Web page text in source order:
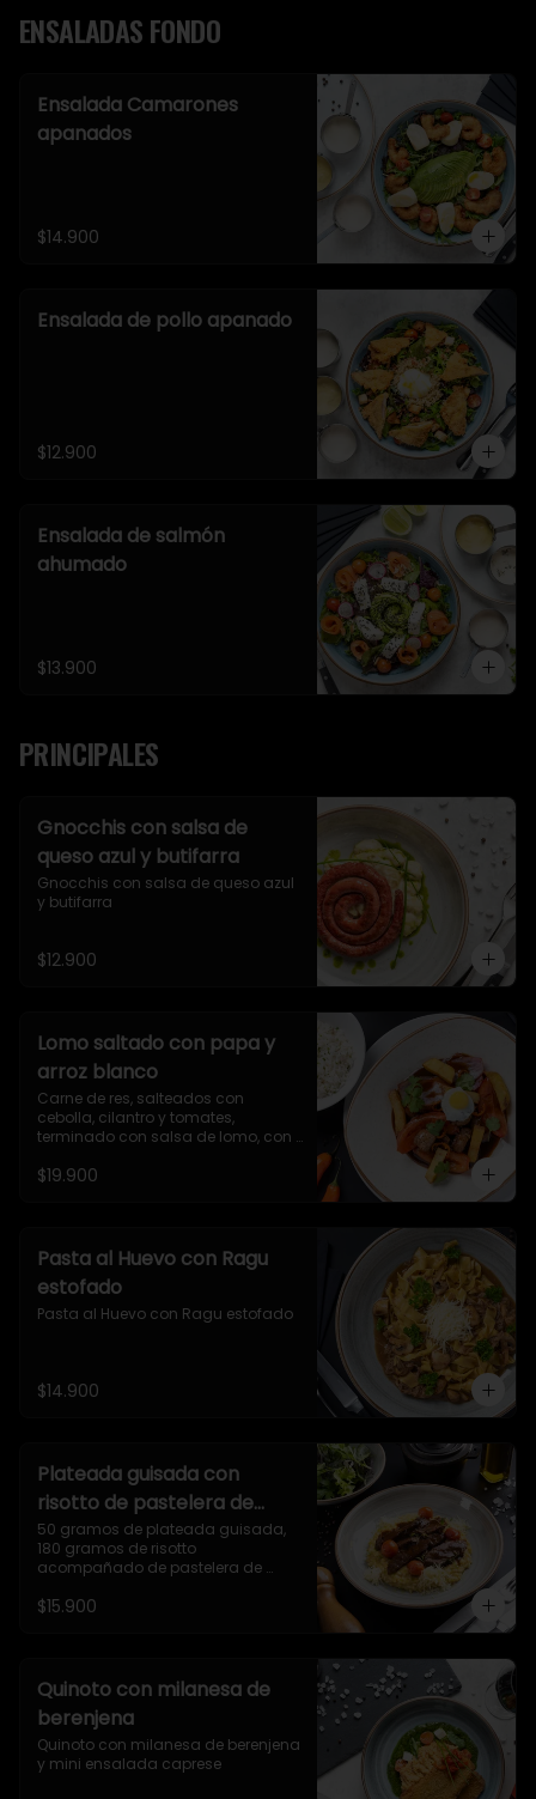
ENSALADAS FONDO
Ensalada Camarones
apanados
$14.900
Ensalada de pollo apanado
$12.900
Ensalada de salmón
ahumado
$13.900
PRINCIPALES
Gnocchis con salsa de
queso azul y butifarra
Gnocchis con salsa de queso azul
y butifarra
$12.900
Lomo saltado con papa y
arroz blanco
Carne de res, salteados con
cebolla, cilantro y tomates,
terminado con salsa de lomo, con
$19.900
Pasta al Huevo con Ragu
estofado
Pasta al Huevo con Ragu estofado
$14.900
Plateada guisada con
risotto de pastelera de
choclo
50 gramos de plateada guisada,
180 gramos de risotto
acompañado de pastelera de
cherry confitado.
$15.900
Quinoto con milanesa de
berenjena
Quinoto con milanesa de berenjena
y mini ensalada caprese